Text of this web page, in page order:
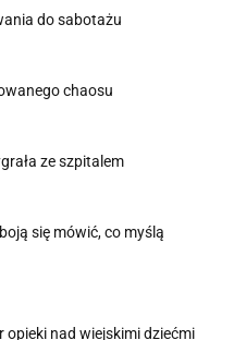
do sabotażu
chaosu
ze szpitalem
się mówić, co myślą
opieki nad wiejskimi dziećmi